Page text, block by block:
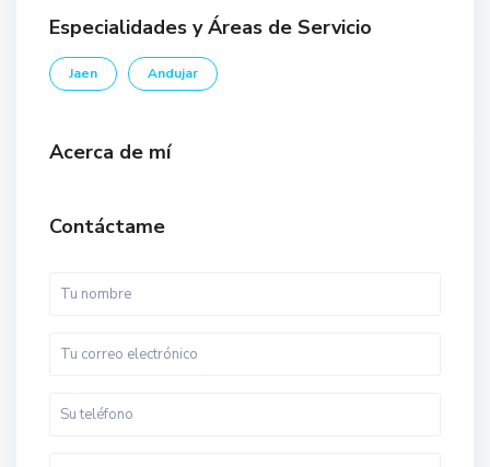
Especialidades y Áreas de Servicio
Jaen Andujar
Acerca de mí
Contáctame